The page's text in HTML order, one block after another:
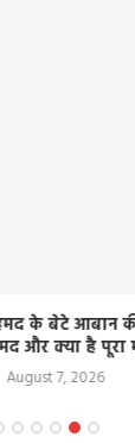
के बेटे आबान
और क्या है पूरा
August 7, 2026